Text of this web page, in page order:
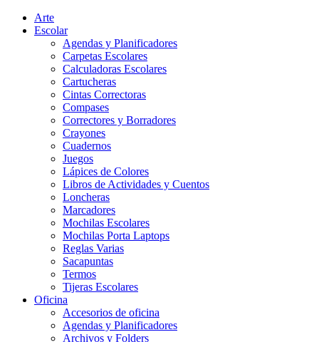
Arte
Escolar
Agendas y Planificadores
Carpetas Escolares
Calculadoras Escolares
Cartucheras
Cintas Correctoras
Compases
Correctores y Borradores
Crayones
Cuadernos
Juegos
Lápices de Colores
Libros de Actividades y Cuentos
Loncheras
Marcadores
Mochilas Escolares
Mochilas Porta Laptops
Reglas Varias
Sacapuntas
Termos
Tijeras Escolares
Oficina
Accesorios de oficina
Agendas y Planificadores
Archivos y Folders